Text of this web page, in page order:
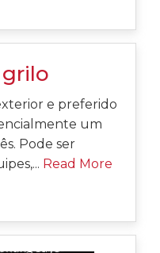
e preferido
um
Pode ser
Read More